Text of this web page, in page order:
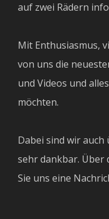
auf zwei Rädern
Mit Enthusiasmus,
von uns die
und Videos und
möchten.
Dabei sind wir
sehr dankbar. Über
Sie uns eine